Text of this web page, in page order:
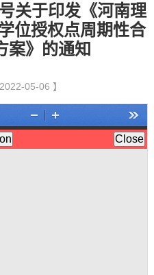
关于印发《河南理
位授权点周期性合
案》的通知
05-06 】